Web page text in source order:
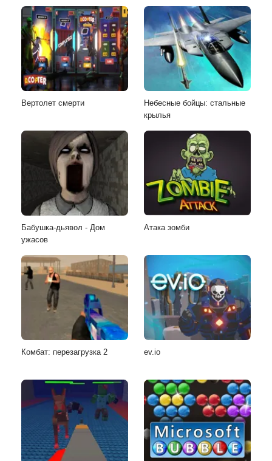
Вертолет смерти
Небесные бойцы: стальные
крылья
Бабушка-дьявол - Дом
ужасов
Атака зомби
Комбат: перезагрузка 2 ev.io